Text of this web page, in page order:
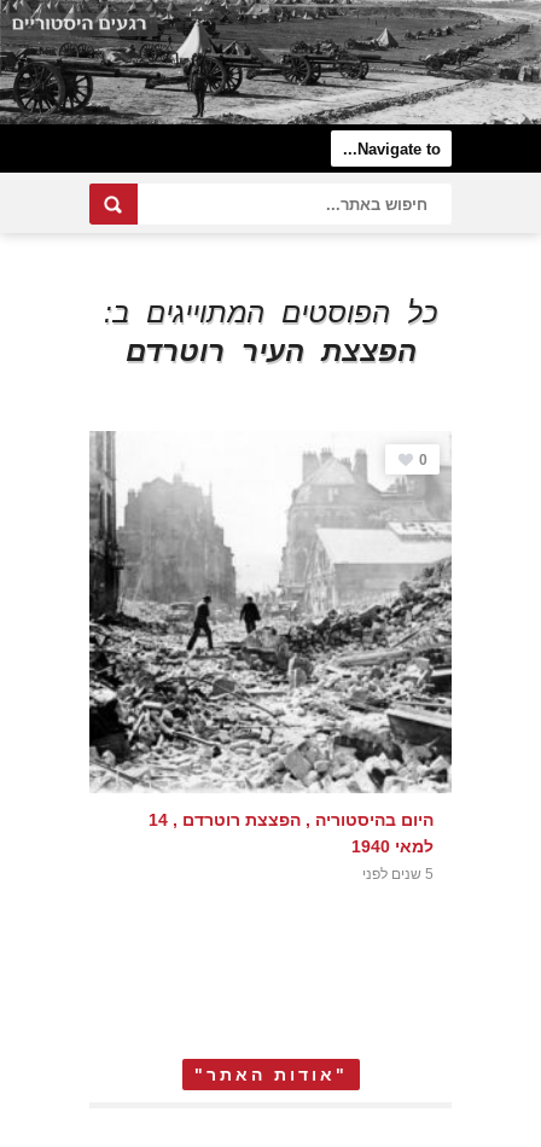
כל הפוסטים המתוייגים ב:
הפצצת העיר רוטרדם
0
היום בהיסטוריה , הפצצת רוטרדם , 14
למאי 1940
5 שנים לפני
"אודות האתר"